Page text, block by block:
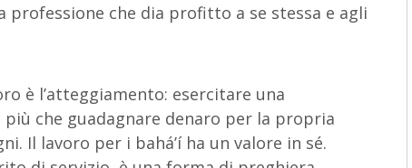
professione che dia profitto a se stessa e agli
è l’atteggiamento: esercitare una
che guadagnare denaro per la propria
Il lavoro per i bahá’í ha un valore in sé.